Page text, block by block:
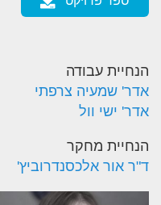
הנחיית עבודה
אדר' שמעיה צרפתי
אדר' ישי וול
הנחיית מחקר
ד"ר אור אלכסנדרוביץ'